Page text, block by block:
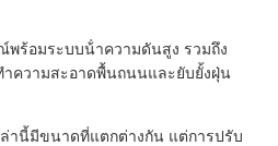
พร้อมระบบน้ําความดันสูง รวมถึง
าความสะอาดพื้นถนนและยับยั้งฝุ่น
ล่านี้มีขนาดที่แตกต่างกัน แต่การปรับ